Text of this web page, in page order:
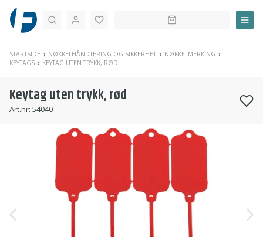
Søk
STARTSIDE NØKKELHÅNDTERING OG SIKKERHET
NØKKELMERKING
KEYTAGS
KEYTAG UTEN TRYKK, RØD
Keytag uten trykk, rød
Art.nr: 54040